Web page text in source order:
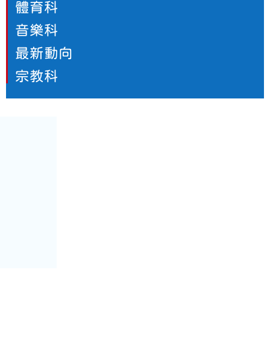
體育科
音樂科
最新動向
宗教科